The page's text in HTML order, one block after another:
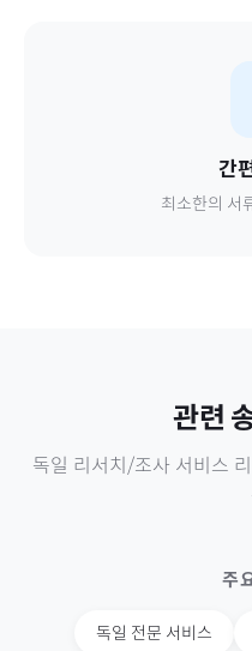
간
최소한의 서
관련
독일 리서치/조사 서비스
주
독일 전문 서비스